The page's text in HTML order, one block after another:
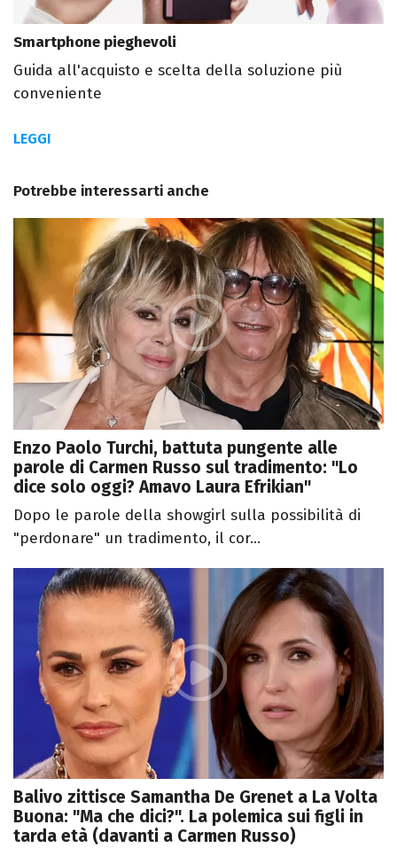
Smartphone pieghevoli
Guida all'acquisto e scelta della soluzione più
conveniente
LEGGI
Potrebbe interessarti anche
Enzo Paolo Turchi, battuta pungente alle
parole di Carmen Russo sul tradimento: "Lo
dice solo oggi? Amavo Laura Efrikian"
Dopo le parole della showgirl sulla possibilità di
"perdonare" un tradimento, il cor...
Balivo zittisce Samantha De Grenet a La Volta
Buona: "Ma che dici?". La polemica sui figli in
tarda età (davanti a Carmen Russo)